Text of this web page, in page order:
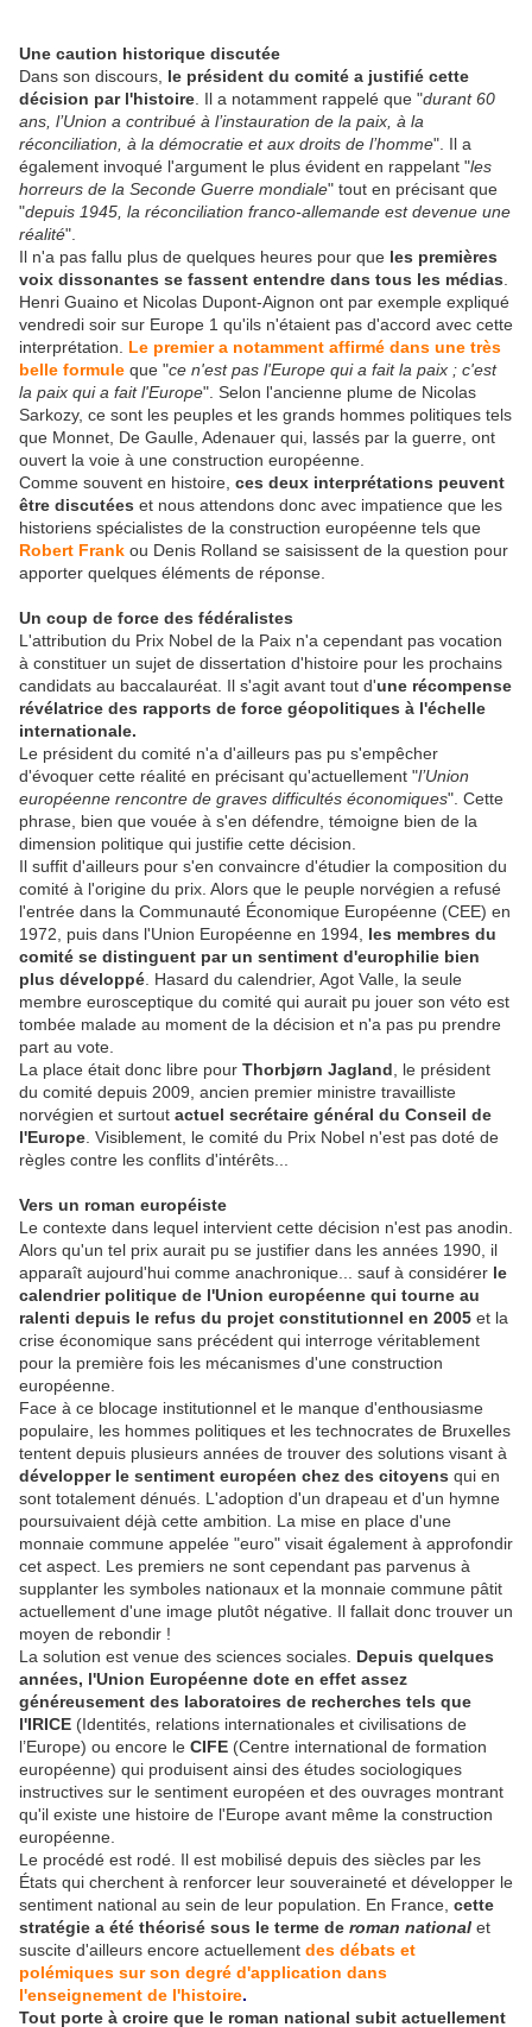
Une caution historique discutée
Dans son discours, le président du comité a justifié cette
décision par l'histoire . Il a notamment rappelé que "durant 60
ans, l’Union a contribué à l’instauration de la paix, à la
réconciliation, à la démocratie et aux droits de l’homme". Il a
également invoqué l'argument le plus évident en rappelant "les
horreurs de la Seconde Guerre mondiale" tout en précisant que
"depuis 1945, la réconciliation franco-allemande est devenue une
réalité".
Il n'a pas fallu plus de quelques heures pour que les premières
voix dissonantes se fassent entendre dans tous les médias
Henri Guaino et Nicolas Dupont-Aignon ont par exemple expliqué
vendredi soir sur Europe 1 qu'ils n'étaient pas d'accord avec cette
interprétation. Le premier a notamment affirmé dans une très
belle formule que "ce n'est pas l'Europe qui a fait la paix ; c'est
la paix qui a fait l'Europe". Selon l'ancienne plume de Nicolas
Sarkozy, ce sont les peuples et les grands hommes politiques tels
que Monnet, De Gaulle, Adenauer qui, lassés par la guerre, ont
ouvert la voie à une construction européenne.
Comme souvent en histoire, ces deux interprétations peuvent
être discutées et nous attendons donc avec impatience que les
historiens spécialistes de la construction européenne tels que
Robert Frank ou Denis Rolland se saisissent de la question pour
apporter quelques éléments de réponse.
Un coup de force des fédéralistes
L'attribution du Prix Nobel de la Paix n'a cependant pas vocation
à constituer un sujet de dissertation d'histoire pour les prochains
candidats au baccalauréat. Il s'agit avant tout d'une récompense
révélatrice des rapports de force géopolitiques à l'échelle
internationale.
Le président du comité n'a d'ailleurs pas pu s'empêcher
d'évoquer cette réalité en précisant qu'actuellement "l’Union
européenne rencontre de graves difficultés économiques". Cette
phrase, bien que vouée à s'en défendre, témoigne bien de la
dimension politique qui justifie cette décision.
Il suffit d'ailleurs pour s'en convaincre d'étudier la composition du
comité à l'origine du prix. Alors que le peuple norvégien a refusé
l'entrée dans la Communauté Économique Européenne (CEE) en
1972, puis dans l'Union Européenne en 1994, les membres du
comité se distinguent par un sentiment d'europhilie bien
plus développé . Hasard du calendrier, Agot Valle, la seule
membre eurosceptique du comité qui aurait pu jouer son véto est
tombée malade au moment de la décision et n'a pas pu prendre
part au vote.
La place était donc libre pour Thorbjørn Jagland , le président
du comité depuis 2009, ancien premier ministre travailliste
norvégien et surtout actuel secrétaire général du Conseil de
l'Europe . Visiblement, le comité du Prix Nobel n'est pas doté de
règles contre les conflits d'intérêts...
Vers un roman européiste
Le contexte dans lequel intervient cette décision n'est pas anodin.
Alors qu'un tel prix aurait pu se justifier dans les années 1990, il
apparaît aujourd'hui comme anachronique... sauf à considérer le
calendrier politique de l'Union européenne qui tourne au
ralenti depuis le refus du projet constitutionnel en 2005 et la
crise économique sans précédent qui interroge véritablement
pour la première fois les mécanismes d'une construction
européenne.
Face à ce blocage institutionnel et le manque d'enthousiasme
populaire, les hommes politiques et les technocrates de Bruxelles
tentent depuis plusieurs années de trouver des solutions visant à
développer le sentiment européen chez des citoyens qui en
sont totalement dénués. L'adoption d'un drapeau et d'un hymne
poursuivaient déjà cette ambition. La mise en place d'une
monnaie commune appelée "euro" visait également à approfondir
cet aspect. Les premiers ne sont cependant pas parvenus à
supplanter les symboles nationaux et la monnaie commune pâtit
actuellement d'une image plutôt négative. Il fallait donc trouver un
moyen de rebondir !
La solution est venue des sciences sociales. Depuis quelques
années, l'Union Européenne dote en effet assez
généreusement des laboratoires de recherches tels que
l'IRICE (Identités, relations internationales et civilisations de
l’Europe) ou encore le CIFE (Centre international de formation
européenne) qui produisent ainsi des études sociologiques
instructives sur le sentiment européen et des ouvrages montrant
qu'il existe une histoire de l'Europe avant même la construction
européenne.
Le procédé est rodé. Il est mobilisé depuis des siècles par les
États qui cherchent à renforcer leur souveraineté et développer le
sentiment national au sein de leur population. En France, cette
stratégie a été théorisé sous le terme de roman national et
suscite d'ailleurs encore actuellement des débats et
polémiques sur son degré d'application dans
l'enseignement de l'histoire.
Tout porte à croire que le roman national subit actuellement